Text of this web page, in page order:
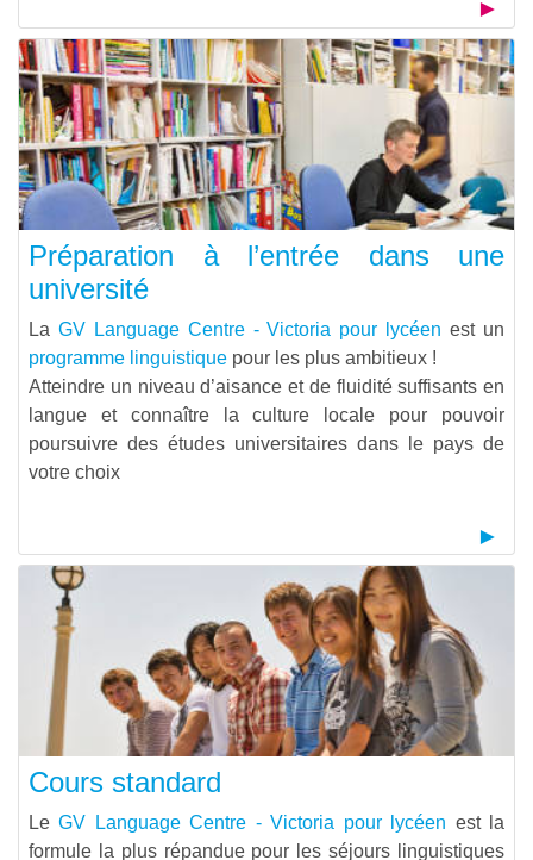
Préparation à l’entrée dans une
université
La GV Language Centre - Victoria pour lycéen est un
programme linguistique pour les plus ambitieux !
Atteindre un niveau d’aisance et de fluidité suffisants en
langue et connaître la culture locale pour pouvoir
poursuivre des études universitaires dans le pays de
votre choix
Cours standard
LeGV Language Centre - Victoria pour lycéen est la
formule la plus répandue pour les séjours linguistiques